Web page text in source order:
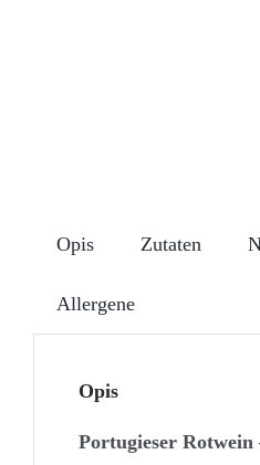
Opis Zutaten
Allergene
Opis
Portugieser Rotwein